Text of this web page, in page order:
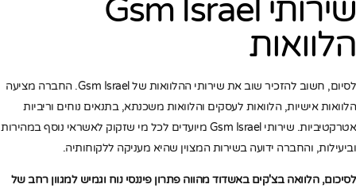
שירותי Gsm Israel
הלוואות
לסיום, חשוב להזכיר שוב את שירותי ההלוואות של Gsm Israel. החברה מציעה
הלוואות אישיות, הלוואות לעסקים והלוואות משכנתא, בתנאים נוחים וריביות
אטרקטיביות. שירותי Gsm Israel מיועדים לכל מי שזקוק לאשראי נוסף במהירות
וביעילות, והחברה ידועה בשירות המצוין שהיא מעניקה ללקוחותיה.
לסיכום, הלוואה בצ'קים באשדוד מהווה פתרון פיננסי נוח וגמיש למגוון רחב של